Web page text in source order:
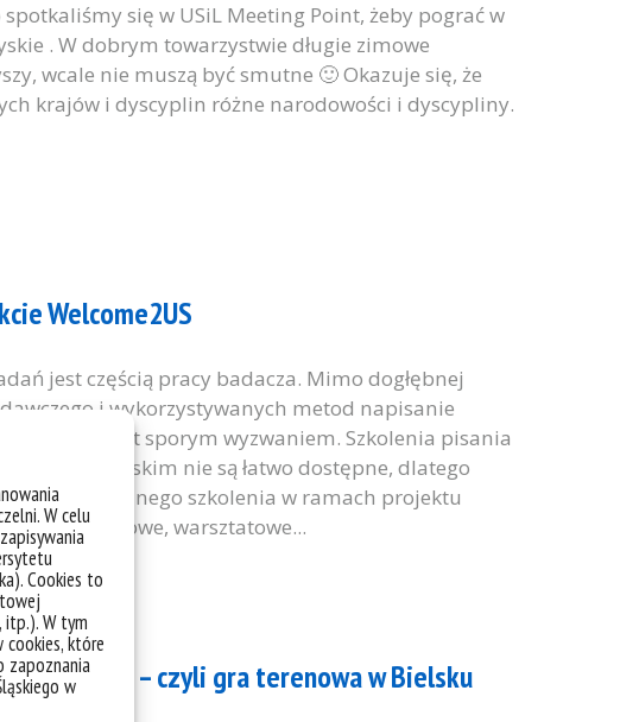
W celu
Cookies to
itp.). W tym
które
zapoznania
w
się w USiL Meeting Point, żeby pograć w
. W dobrym towarzystwie długie zimowe
wcale nie muszą być smutne 🙂 Okazuje się, że
krajów i dyscyplin różne narodowości i dyscypliny.
Welcome2US
jest częścią pracy badacza. Mimo dogłębnej
i wykorzystywanych metod napisanie
często jest sporym wyzwaniem. Szkolenia pisania
w j. angielskim nie są łatwo dostępne, dlatego
jeszcze jednego szkolenia w ramach projektu
na dwudniowe, warsztatowe...
i szyfr – czyli gra terenowa w Bielsku